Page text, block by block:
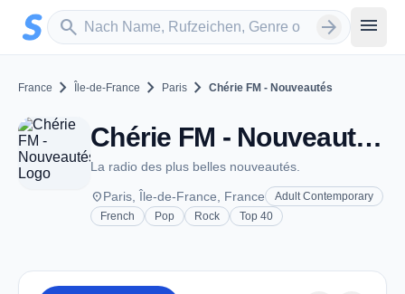
Zum Hauptinhalt springen
search
Sender suchen arrow_forward menu
France chevron_right Île-de-France chevron_right Paris chevron_right Chérie FM - Nouveautés
Chérie FM - Nouveautés - Paris
La radio des plus belles nouveautés.
placeParis, Île-de-France, France
Adult Contemporary
French
Pop Rock Top 40